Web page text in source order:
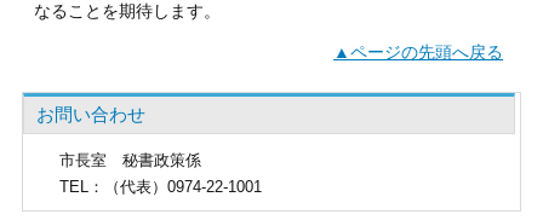
なることを期待します。
▲ページの先頭へ戻る
お問い合わせ
市長室
秘書政策係
TEL ：（代表）0974-22-1001